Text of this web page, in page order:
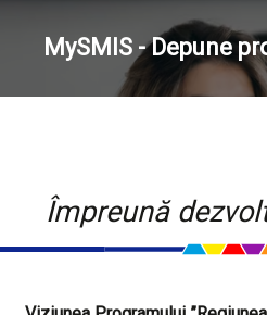
MySMIS - Depune
Împreună